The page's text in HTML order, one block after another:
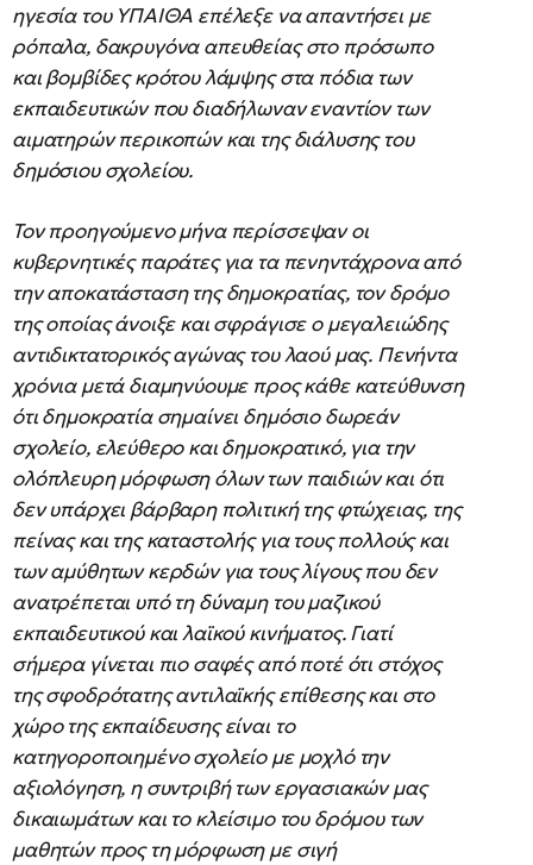
ηγεσία του ΥΠΑΙΘΑ επέλεξε να απαντήσει με
ρόπαλα, δακρυγόνα απευθείας στο πρόσωπο
και βομβίδες κρότου λάμψης στα πόδια των
εκπαιδευτικών που διαδήλωναν εναντίον των
αιματηρών περικοπών και της διάλυσης του
δημόσιου σχολείου.
Τον προηγούμενο μήνα περίσσεψαν οι
κυβερνητικές παράτες για τα πενηντάχρονα από
την αποκατάσταση της δημοκρατίας, τον δρόμο
της οποίας άνοιξε και σφράγισε ο μεγαλειώδης
αντιδικτατορικός αγώνας του λαού μας. Πενήντα
χρόνια μετά διαμηνύουμε προς κάθε κατεύθυνση
ότι δημοκρατία σημαίνει δημόσιο δωρεάν
σχολείο, ελεύθερο και δημοκρατικό, για την
ολόπλευρη μόρφωση όλων των παιδιών και ότι
δεν υπάρχει βάρβαρη πολιτική της φτώχειας, της
πείνας και της καταστολής για τους πολλούς και
των αμύθητων κερδών για τους λίγους που δεν
ανατρέπεται υπό τη δύναμη του μαζικού
εκπαιδευτικού και λαϊκού κινήματος. Γιατί
σήμερα γίνεται πιο σαφές από ποτέ ότι στόχος
της σφοδρότατης αντιλαϊκής επίθεσης και στο
χώρο της εκπαίδευσης είναι το
κατηγοροποιημένο σχολείο με μοχλό την
αξιολόγηση, η συντριβή των εργασιακών μας
δικαιωμάτων και το κλείσιμο του δρόμου των
μαθητών προς τη μόρφωση με σιγή